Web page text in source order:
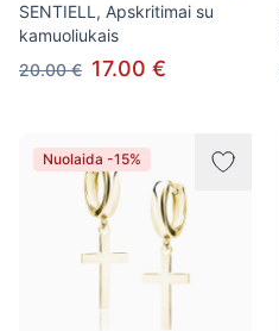
SENTIELL, Apskritimai su
kamuoliukais
20.00 € 17.00 €
Nuolaida -15%